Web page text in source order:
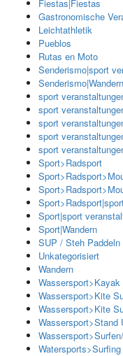
Fiestas|Fiestas
Gastronomische
Leichtathletik
Pueblos
Rutas en Moto
Senderismo|sport
Senderismo|Wandern
sport
sport
sport
sport
sport
Sport>Radsport
Sport|sport
Sport|Wandern
SUP / Steh Paddeln
Unkategorisiert
Wandern
Wassersport>Kayak
Wassersport>Kite
Wassersport>Kite
Wassersport>Stand
Watersports>Surfing